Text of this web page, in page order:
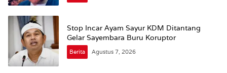
Stop Incar Ayam Sayur KDM Ditantang
Gelar Sayembara Buru Koruptor
Berita Agustus 7, 2026